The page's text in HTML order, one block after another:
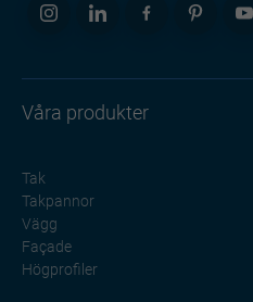
Våra produkter
Tak
Takpannor
Vägg
Façade
Högprofiler